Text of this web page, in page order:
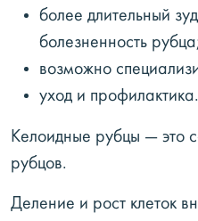
более длительный
болезненность
возможно
уход и профилактика.
Келоидные рубцы — это
рубцов.
Деление и рост клеток